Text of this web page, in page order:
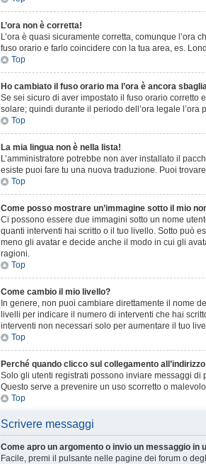
L’ora non è corretta!
L’ora è quasi sicuramente corretta, comunque
fuso orario e farlo coincidere con la tua area, es.
Top
Ho cambiato il fuso orario ma l’ora è ancora
Se sei sicuro di aver impostato il fuso orario corretto
solare; quindi durante il periodo dell’ora legale
Top
La mia lingua non è nella lista!
L’amministratore potrebbe non aver installato il
esiste puoi fare tu una nuova traduzione. Puoi
Top
Come posso mostrare un’immagine sotto il mio
Ci possono essere due immagini sotto un nome
quanti interventi hai scritto o il tuo livello. Sotto può
meno gli avatar e decide anche il modo in cui gli
ragioni.
Top
Come cambio il mio livello?
In genere, non puoi cambiare direttamente il nome
livelli per indicare il numero di interventi che hai
interventi non necessari solo per aumentare il tuo
Top
Perché quando clicco sul collegamento
Solo gli utenti registrati possono inviare messaggi
Questo serve a prevenire un uso scorretto o
Top
Scrivere messaggi
Come apro un argomento o invio un messaggio in
Facile, premi il pulsante nelle pagine dei forum o